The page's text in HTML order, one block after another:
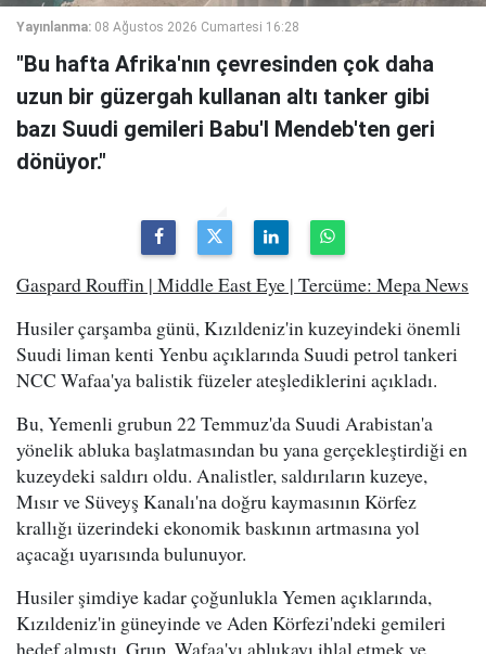
Yayınlanma: 08 Ağustos 2026 Cumartesi 16:28
"Bu hafta Afrika'nın çevresinden çok daha
uzun bir güzergah kullanan altı tanker gibi
bazı Suudi gemileri Babu'l Mendeb'ten geri
dönüyor."
Gaspard Rouffin | Middle East Eye | Tercüme: Mepa News
Husiler çarşamba günü, Kızıldeniz'in kuzeyindeki önemli
Suudi liman kenti Yenbu açıklarında Suudi petrol tankeri
NCC Wafaa'ya balistik füzeler ateşlediklerini açıkladı.
Bu, Yemenli grubun 22 Temmuz'da Suudi Arabistan'a
yönelik abluka başlatmasından bu yana gerçekleştirdiği en
kuzeydeki saldırı oldu. Analistler, saldırıların kuzeye,
Mısır ve Süveyş Kanalı'na doğru kaymasının Körfez
krallığı üzerindeki ekonomik baskının artmasına yol
açacağı uyarısında bulunuyor.
Husiler şimdiye kadar çoğunlukla Yemen açıklarında,
Kızıldeniz'in güneyinde ve Aden Körfezi'ndeki gemileri
hedef almıştı. Grup, Wafaa'yı ablukayı ihlal etmek ve